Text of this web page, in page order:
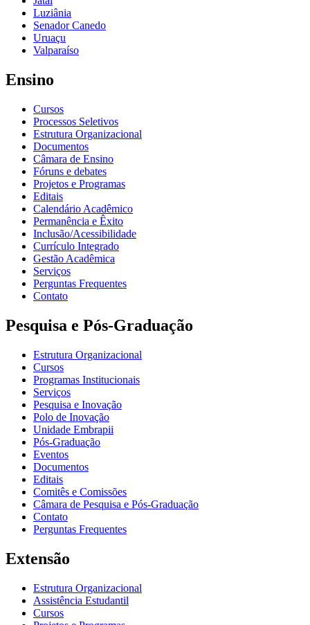
Luziânia
Senador Canedo
Uruaçu
Valparaíso
Ensino
Cursos
Processos Seletivos
Estrutura Organizacional
Documentos
Câmara de Ensino
Fóruns e debates
Projetos e Programas
Editais
Calendário Acadêmico
Permanência e Êxito
Inclusão/Acessibilidade
Currículo Integrado
Gestão Acadêmica
Serviços
Perguntas Frequentes
Contato
Pesquisa e Pós-Graduação
Estrutura Organizacional
Cursos
Programas Institucionais
Serviços
Pesquisa e Inovação
Polo de Inovação
Unidade Embrapii
Pós-Graduação
Eventos
Documentos
Editais
Comitês e Comissões
Câmara de Pesquisa e Pós-Graduação
Contato
Perguntas Frequentes
Extensão
Estrutura Organizacional
Assistência Estudantil
Cursos